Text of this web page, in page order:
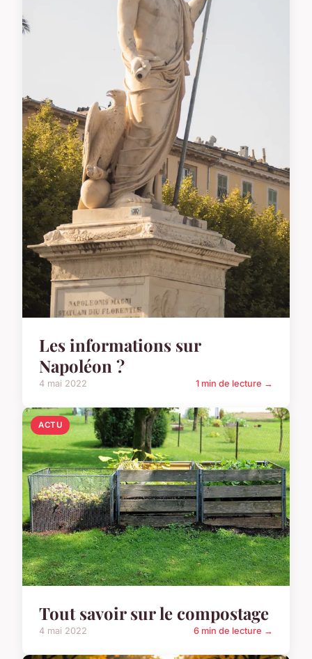
Les informations sur
Napoléon ?
4 mai 2022 1 min de lecture →
ACTU
Tout savoir sur le compostage
4 mai 2022 6 min de lecture →